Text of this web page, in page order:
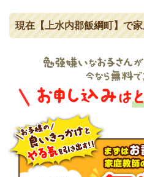
現在【上水内郡飯綱町】で